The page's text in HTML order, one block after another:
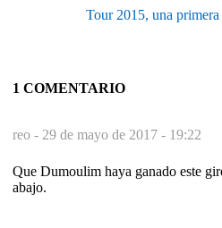
Tour 2015, una primera
1 COMENTARIO
reo - 29 de mayo de 2017 - 19:22
Que Dumoulim haya ganado este
abajo.